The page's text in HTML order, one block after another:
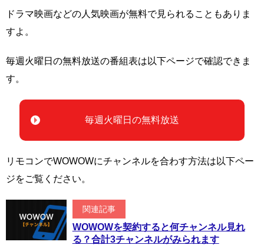
ドラマ映画などの人気映画が無料で見られることもありま
すよ。
毎週火曜日の無料放送の番組表は以下ページで確認できま
す。
毎週火曜日の無料放送
リモコンでWOWOWにチャンネルを合わす方法は以下ペー
ジをご覧ください。
関連記事
WOWOWを契約すると何チャンネル見れ
る？合計3チャンネルがみられます